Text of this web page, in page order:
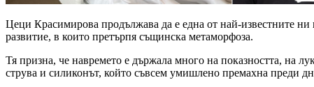
Цеци Красимирова продължава да е една от най-известните
развитие, в които претърпя същинска метаморфоза.
Тя призна, че навремето е държала много на показността, на
струва и силиконът, който съвсем умишлено премахна преди